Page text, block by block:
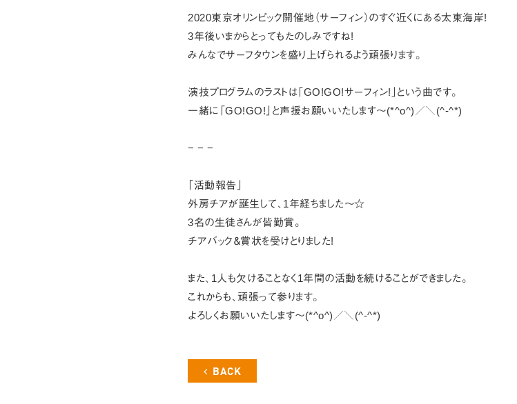
2020東京オリンピック開催地（サーフィン）のすぐ近くにある太東海岸!
3年後いまからとってもたのしみですね!
みんなでサーフタウンを盛り上げられるよう頑張ります。
演技プログラムのラストは「GO!GO!サーフィン!」という曲です。
一緒に「GO!GO!」と声援お願いいたします～(*^o^)／＼(^-^*)
− − −
「活動報告」
外房チアが誕生して、1年経ちました～☆
3名の生徒さんが皆勤賞。
チアバック＆賞状を受けとりました!
また、1人も欠けることなく1年間の活動を続けることができました。
これからも、頑張って参ります。
よろしくお願いいたします～(*^o^)／＼(^-^*)
BACK